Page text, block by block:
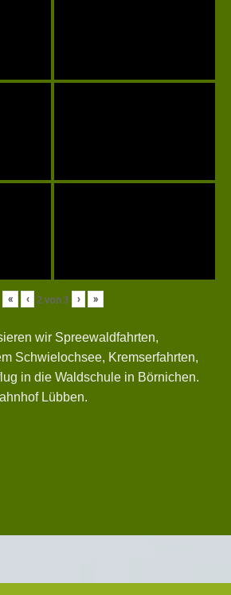
« ‹ 2von 3 › »
wir Spreewaldfahrten,
Schwielochsee, Kremserfahrten,
in die Waldschule in Börnichen.
Lübben.